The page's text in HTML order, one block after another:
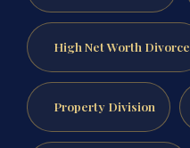
High Net Worth Divorce
Property Division